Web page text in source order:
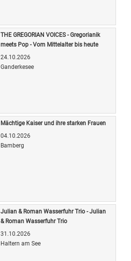
THE GREGORIAN VOICES - Gregorianik
meets Pop - Vom Mittelalter bis heute
24.10.2026
Ganderkesee
Mächtige Kaiser und ihre starken Frauen
04.10.2026
Bamberg
Julian & Roman Wasserfuhr Trio - Julian
& Roman Wasserfuhr Trio
31.10.2026
Haltern am See